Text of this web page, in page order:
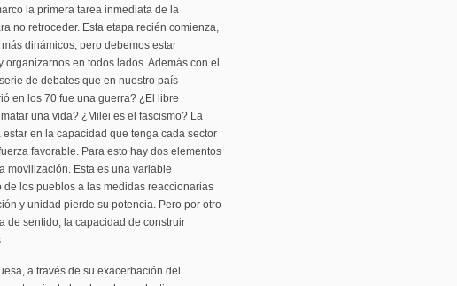
la primera tarea inmediata de la
no retroceder. Esta etapa recién comienza,
dinámicos, pero debemos estar
en todos lados. Además con el
de debates que en nuestro país
en los 70 fue una guerra? ¿El libre
una vida? ¿Milei es el fascismo? La
en la capacidad que tenga cada sector
favorable. Para esto hay dos elementos
movilización. Esta es una variable
los pueblos a las medidas reaccionarias
y unidad pierde su potencia. Pero por otro
de sentido, la capacidad de construir
a través de su exacerbación del